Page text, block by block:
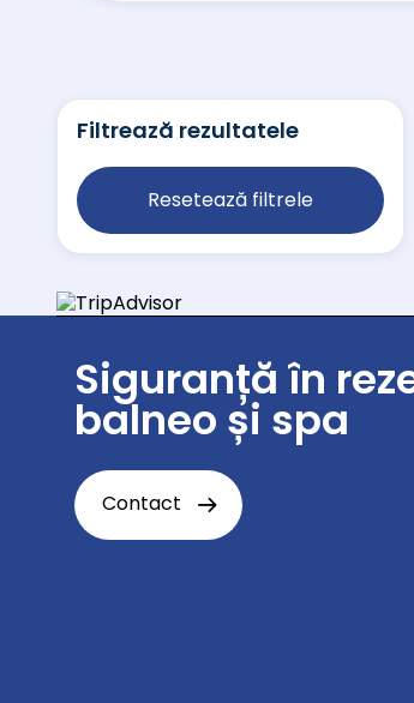
Filtrează rezultatele
Resetează filtrele
Siguranță în
balneo și spa
Contact